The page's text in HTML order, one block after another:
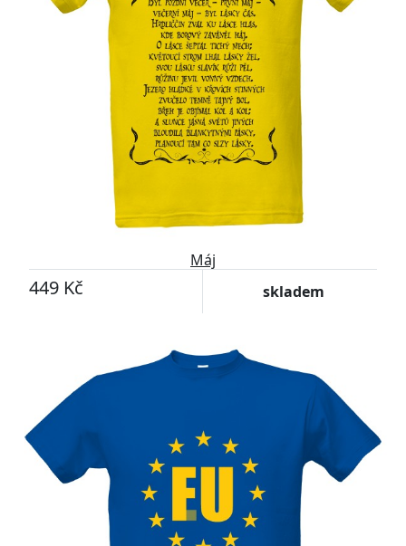
Máj
449 Kč skladem